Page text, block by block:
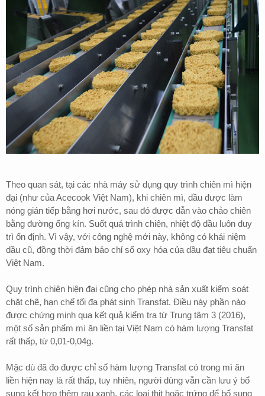
Theo quan sát, tại các nhà máy sử dụng quy trình chiên mì hiện
đại (như của Acecook Việt Nam), khi chiên mì, dầu được làm
nóng gián tiếp bằng hơi nước, sau đó được dẫn vào chảo chiên
bằng đường ống kín. Suốt quá trình chiên, nhiệt độ dầu luôn duy
trì ổn định. Vì vậy, với công nghệ mới này, không có khái niệm
dầu cũ, đồng thời đảm bảo chỉ số oxy hóa của dầu đạt tiêu chuẩn
Việt Nam.
Quy trình chiên hiện đại cũng cho phép nhà sản xuất kiểm soát
chặt chẽ, hạn chế tối đa phát sinh Transfat. Điều này phần nào
được chứng minh qua kết quả kiểm tra từ Trung tâm 3 (2016),
một số sản phẩm mì ăn liền tại Việt Nam có hàm lượng Transfat
rất thấp, từ 0,01-0,04g.
Mặc dù đã đo được chỉ số hàm lượng Transfat có trong mì ăn
liền hiện nay là rất thấp, tuy nhiên, người dùng vẫn cần lưu ý bổ
sung kết hợp thêm rau xanh, các loại thịt hoặc trứng để bổ sung